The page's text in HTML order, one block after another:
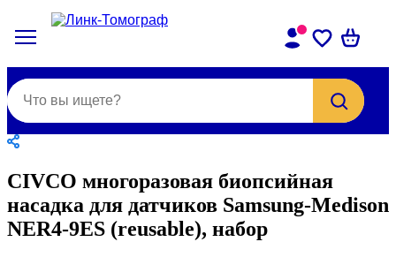
CIVCO многоразовая биопсийная
насадка для датчиков Samsung-Medison
NER4-9ES (reusable), набор